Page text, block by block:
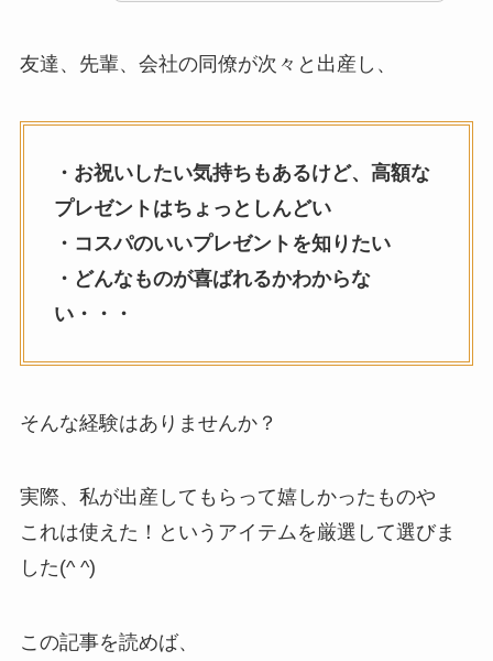
友達、先輩、会社の同僚が次々と出産し、
・お祝いしたい気持ちもあるけど、高額な
プレゼントはちょっとしんどい
・コスパのいいプレゼントを知りたい
・どんなものが喜ばれるかわからな
い・・・
そんな経験はありませんか？
実際、私が出産してもらって嬉しかったものや
これは使えた！というアイテムを厳選して選びま
した(^ ^)
この記事を読めば、